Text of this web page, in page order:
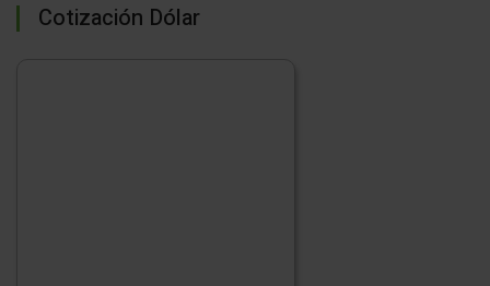
Cotización Dólar